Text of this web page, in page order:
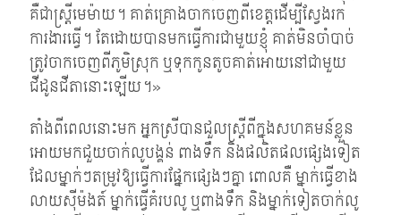
គឺជាស្ត្រីមេម៉ាយ។ គាត់គ្រោងចាកចេញពីខេត្តដើម្បីស្វែងរក
ការងារធ្វើ។ តែដោយបានមកធ្វើការជាមួយខ្ញុំ គាត់មិនចាំបាច់
ត្រូវចាកចេញពីភូមិស្រុក ឬទុកកូនតូចគាត់អោយនៅជាមួយ
ជីដូនជីតានោះឡើយ។»
តាំងពីពេលនោះមក អ្នកស្រីបានជួលស្ត្រីពីក្នុងសហគមន៍ខ្លួន
អោយមកជួយចាក់លូបង្គន់ ពាងទឹក និងផលិតផលផ្សេងទៀត
ដែលម្នាក់ៗតម្រូវឱ្យធ្វើការផ្នែកផ្សេងៗគ្នា ពោលគឺ ម្នាក់ធ្វើខាង
លាយស៊ីម៉ងត៍ ម្នាក់ធ្វើគំរបលូ ឬពាងទឹក និងម្នាក់ទៀតចាក់លូ